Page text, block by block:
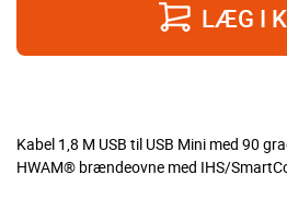
LÆG I
Kabel 1,8 M USB til USB Mini med 90
HWAM® brændeovne med IHS/